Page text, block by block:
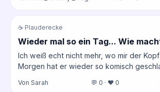
☕ Plauderecke
Wieder mal so ein Tag... Wie
Ich weiß echt nicht mehr, wo mir der
Morgen hat er wieder so komisch
Von Sarah 💬 0 · ❤️ 0